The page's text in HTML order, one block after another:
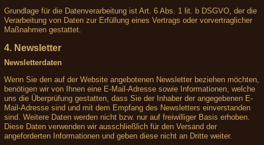
Grundlage für die Datenverarbeitung ist Art. 6 Abs. 1 lit. b DSGVO, der die
Verarbeitung von Daten zur Erfüllung eines Vertrags oder vorvertraglicher
Maßnahmen gestattet.
4. Newsletter
Newsletterdaten
Wenn Sie den auf der Website angebotenen Newsletter beziehen möchten,
benötigen wir von Ihnen eine E-Mail-Adresse sowie Informationen, welche
uns die Überprüfung gestatten, dass Sie der Inhaber der angegebenen E-
Mail-Adresse sind und mit dem Empfang des Newsletters einverstanden
sind. Weitere Daten werden nicht bzw. nur auf freiwilliger Basis erhoben.
Diese Daten verwenden wir ausschließlich für den Versand der
angeforderten Informationen und geben diese nicht an Dritte weiter.